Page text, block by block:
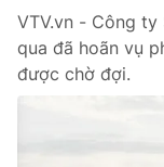
Liên hệ tòa
VTV.vn - Công ty
qua đã hoãn vụ
được chờ đợi.